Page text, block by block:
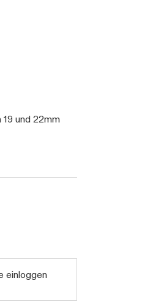
und 22mm
einloggen